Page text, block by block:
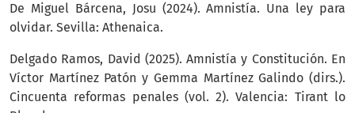
De Miguel Bárcena, Josu (2024). Amnistía. Una ley para
olvidar. Sevilla: Athenaica.
Delgado Ramos, David (2025). Amnistía y Constitución. En
Víctor Martínez Patón y Gemma Martínez Galindo (dirs.).
Cincuenta reformas penales (vol. 2). Valencia: Tirant lo